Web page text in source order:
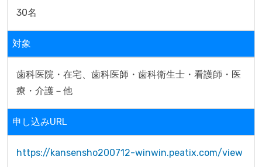
30名
対象
歯科医院・在宅、歯科医師・歯科衛生士・看護師・医
療・介護－他
申し込みURL
https://kansensho200712-winwin.peatix.com/view